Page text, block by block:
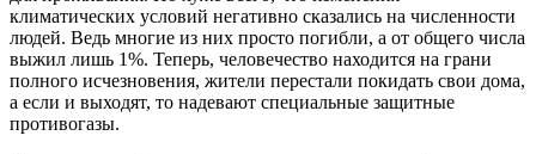
климатических условий негативно сказались на численности
людей. Ведь многие из них просто погибли, а от общего числа
выжил лишь 1%. Теперь, человечество находится на грани
полного исчезновения, жители перестали покидать свои дома,
а если и выходят, то надевают специальные защитные
противогазы.